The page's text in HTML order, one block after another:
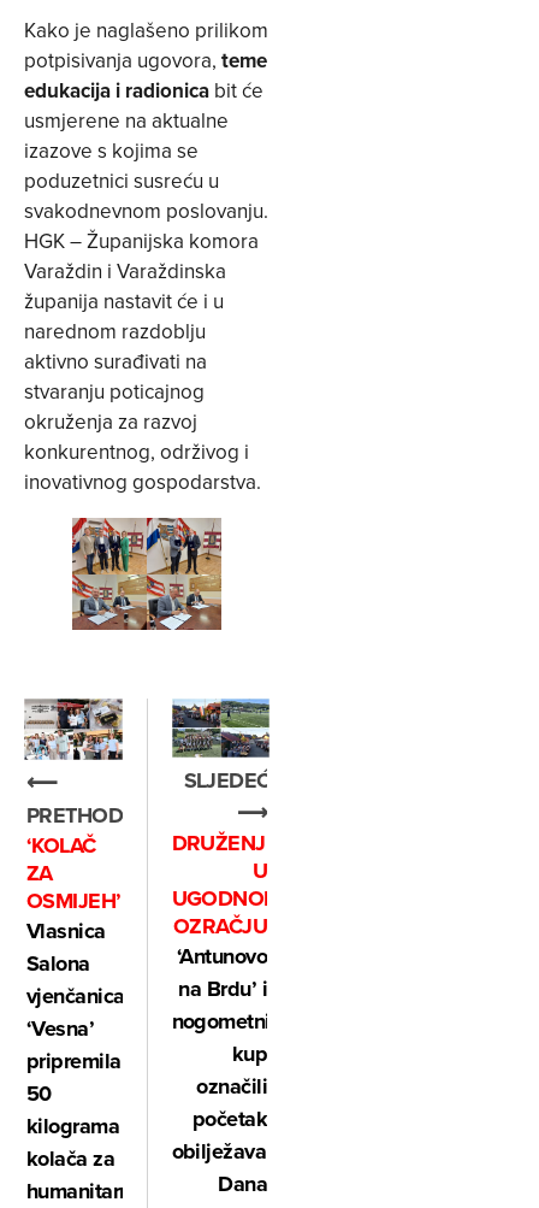
Kako je naglašeno prilikom
potpisivanja ugovora, teme
edukacija i radionica bit će
usmjerene na aktualne
izazove s kojima se
poduzetnici susreću u
svakodnevnom poslovanju.
HGK – Županijska komora
Varaždin i Varaždinska
županija nastavit će i u
narednom razdoblju
aktivno surađivati na
stvaranju poticajnog
okruženja za razvoj
konkurentnog, održivog i
inovativnog gospodarstva.
⟵
PRETHODNO
‘KOLAČ
ZA
OSMIJEH’
Vlasnica
Salona
vjenčanica
‘Vesna’
pripremila
50
kilograma
kolača za
humanitarnu
SLJEDEĆE
⟶
DRUŽENJE
U
UGODNOM
OZRAČJU
‘Antunovo
na Brdu’ i
nogometni
kup
označili
početak
obilježavanja
Dana